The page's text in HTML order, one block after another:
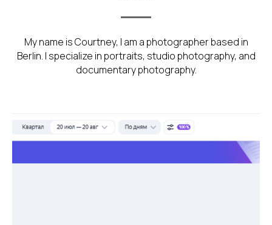
My name is Courtney, I am a photographer based in
Berlin. I specialize in portraits, studio photography, and
documentary photography.